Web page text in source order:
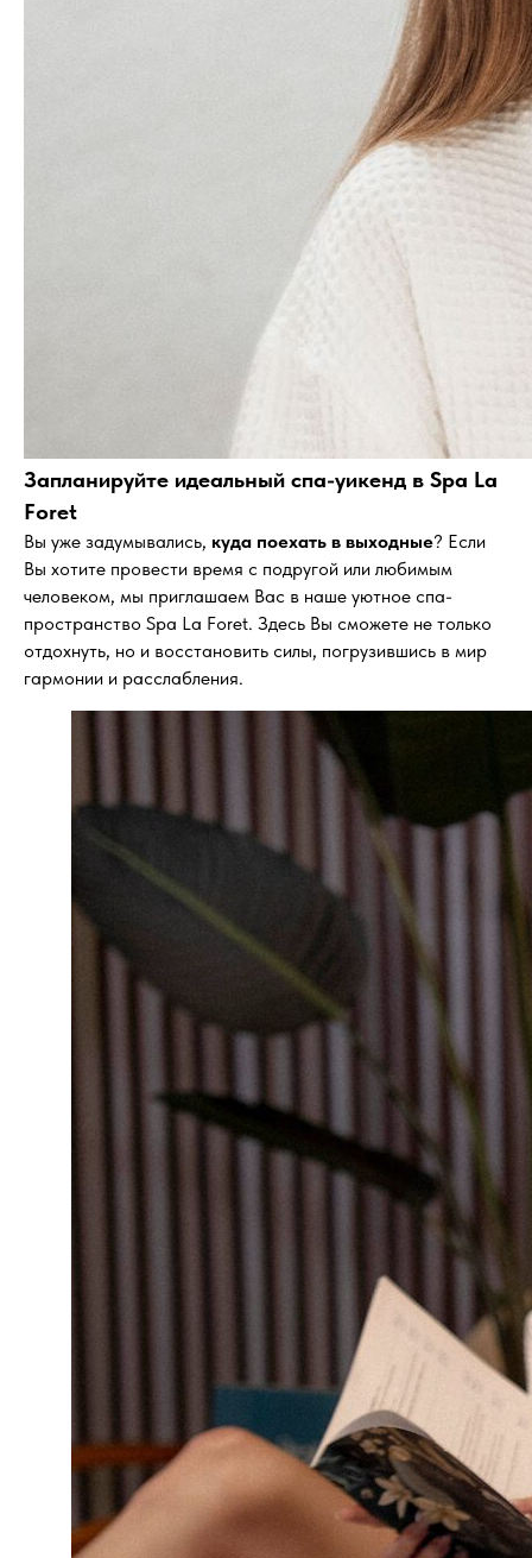
Запланируйте идеальный спа-уикенд в Spa La
Foret
Вы уже задумывались, куда поехать в выходные? Если
Вы хотите провести время с подругой или любимым
человеком, мы приглашаем Вас в наше уютное спа-
пространство Spa La Foret. Здесь Вы сможете не только
отдохнуть, но и восстановить силы, погрузившись в мир
гармонии и расслабления.